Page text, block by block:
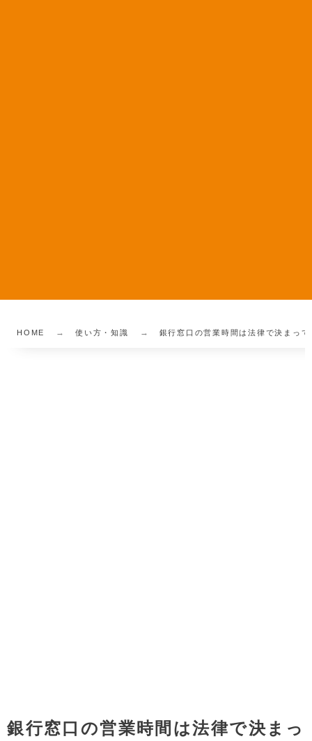
HOME 使い方・知識 銀行窓口の営業時間は法律で決まっ
銀行窓口の営業時間は法律で決まっ